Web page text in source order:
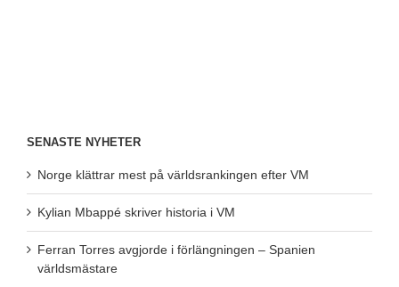
SENASTE NYHETER
Norge klättrar mest på världsrankingen efter VM
Kylian Mbappé skriver historia i VM
Ferran Torres avgjorde i förlängningen – Spanien
världsmästare